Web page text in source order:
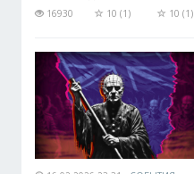
16930
10 (1) 10 (1)